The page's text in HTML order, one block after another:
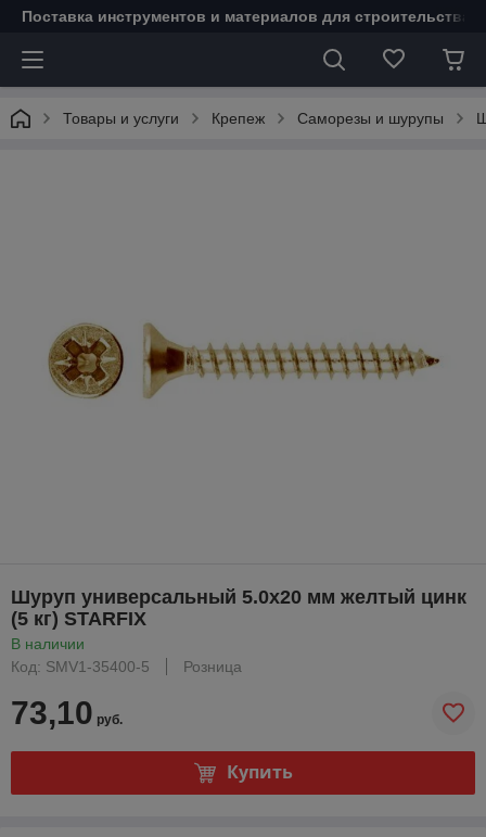
Поставка инструментов и материалов для строительства
Товары и услуги Крепеж Саморезы и шурупы
Шуруп универсальный 5.0х20 мм желтый цинк
(5 кг) STARFIX
В наличии
Код: SMV1-35400-5
Розница
73,10 руб.
Купить